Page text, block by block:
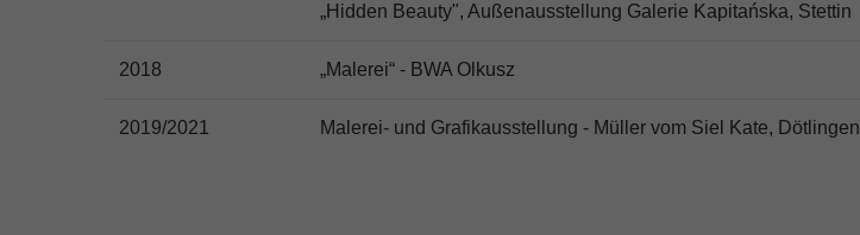
„Hidden Beauty", Außenausstellung Galerie Kapitańska, Stettin
2018 „Malerei“ - BWA Olkusz
2019/2021 Malerei- und Grafikausstellung - Müller vom Siel Kate, Dötlingen